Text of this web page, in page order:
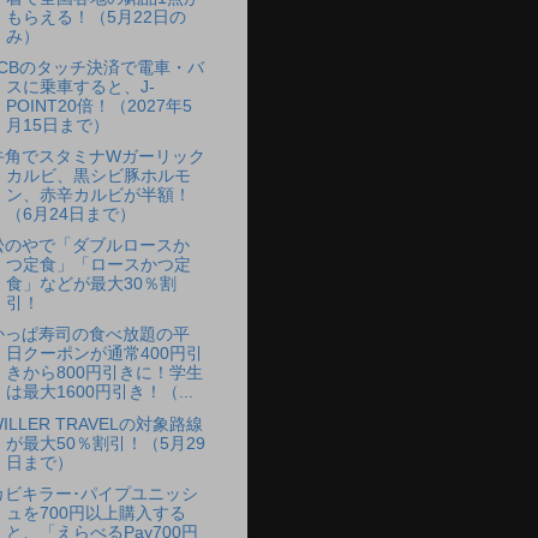
もらえる！（5月22日の
み）
のタッチ決済で電車・バ
スに乗車すると、J-
POINT20倍！（2027年5
月15日まで）
角でスタミナWガーリック
カルビ、黒シビ豚ホルモ
ン、赤辛カルビが半額！
（6月24日まで）
のやで「ダブルロースか
つ定食」「ロースかつ定
食」などが最大30％割
引！
っぱ寿司の食べ放題の平
日クーポンが通常400円引
きから800円引きに！学生
は最大1600円引き！（...
TRAVELの対象路線
が最大50％割引！（5月29
日まで）
ビキラー･パイプユニッシ
ュを700円以上購入する
と、「えらべるPay700円